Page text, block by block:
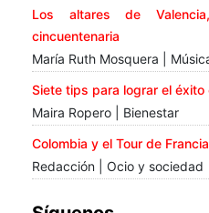
Los altares de
cincuentenaria
María Ruth Mosquera |
Siete tips para lograr el éxito
Maira Ropero | Bienestar
Colombia y el Tour de Francia
Redacción | Ocio y sociedad